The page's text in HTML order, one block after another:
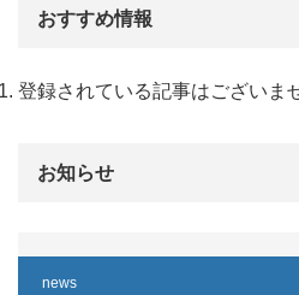
おすすめ情報
登録されている記事はございま
お知らせ
news